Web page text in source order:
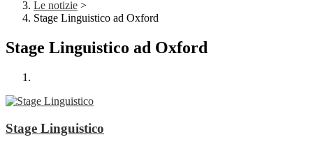
Le notizie >
Stage Linguistico ad Oxford
Stage Linguistico ad Oxford
Stage Linguistico